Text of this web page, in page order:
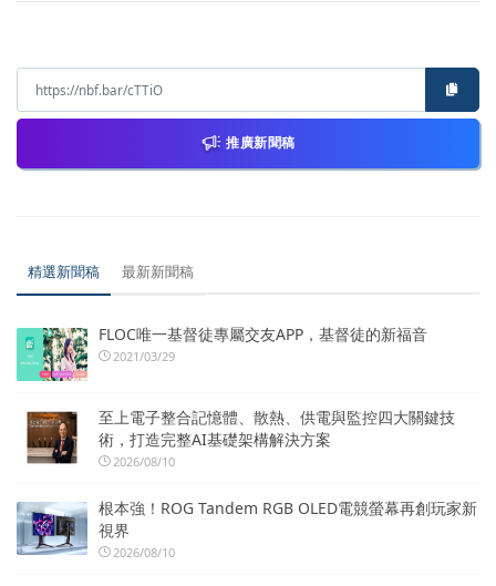
推廣新聞稿
精選新聞稿 最新新聞稿
FLOC唯一基督徒專屬交友APP，基督徒的新福音
2021/03/29
至上電子整合記憶體、散熱、供電與監控四大關鍵技
術，打造完整AI基礎架構解決方案
2026/08/10
根本強！ROG Tandem RGB OLED電競螢幕再創玩家新
視界
2026/08/10